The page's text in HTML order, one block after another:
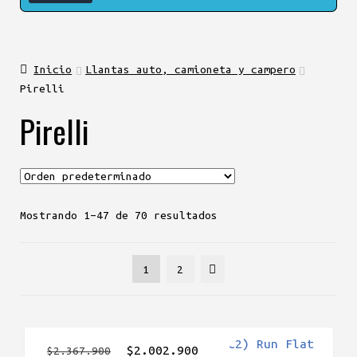
Inicio
Llantas auto, camioneta y campero
Pirelli
Pirelli
Mostrando 1–47 de 70 resultados
1 2
$2.367.900 El$2.002.900El